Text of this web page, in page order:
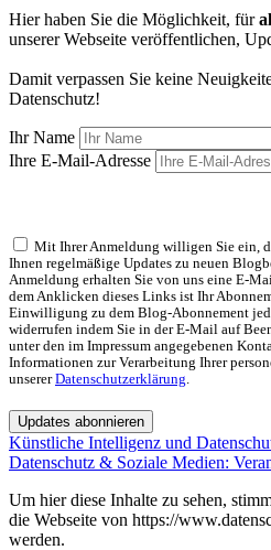
Hier haben Sie die Möglichkeit, für
unserer Webseite veröffentlichen,
Damit verpassen Sie keine
Datenschutz!
Ihr Name
Ihre E-Mail-Adresse
Mit Ihrer Anmeldung willigen Sie ein,
Ihnen regelmäßige Updates zu neuen
Anmeldung erhalten Sie von uns eine E-
dem Anklicken dieses Links ist Ihr
Einwilligung zu dem Blog-Abonnement
widerrufen indem Sie in der E-Mail auf
unter den im Impressum angegebenen
Informationen zur Verarbeitung Ihrer
unsererDatenschutzerklärung.
Updates abonnieren
Künstliche Intelligenz und
Datenschutz & Soziale Medien:
Um hier diese Inhalte zu sehen,
die Webseite von https://
werden.